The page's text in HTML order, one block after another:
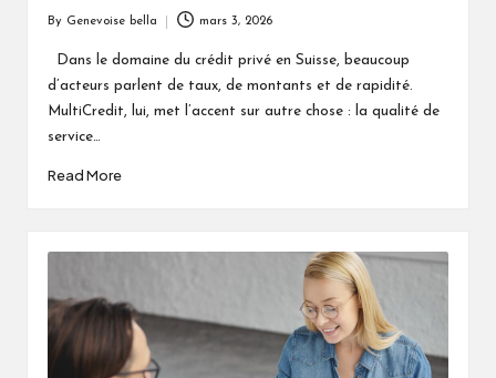
by
By Genevoise bella mars 3, 2026
Dans le domaine du crédit privé en Suisse, beaucoup
d’acteurs parlent de taux, de montants et de rapidité.
MultiCredit, lui, met l’accent sur autre chose : la qualité de
service…
Read More